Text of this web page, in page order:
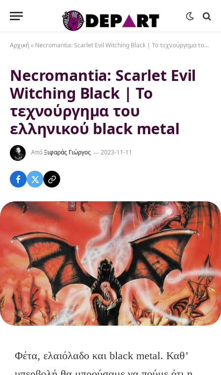
Αρχική » Necromantia: Scarlet Evil Witching Black | To τεχνούργημα του ελληνικού black metal
Necromantia: Scarlet Evil
Witching Black | To
τεχνούργημα του
ελληνικού black metal
ΑπόΞιφαράς Γιώργος 2023-11-11
Φέτα, ελαιόλαδο και black metal. Καθ’